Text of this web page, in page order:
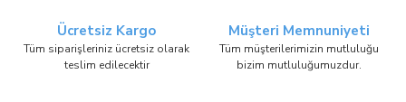
Ücretsiz Kargo
Tüm siparişleriniz ücretsiz olarak
teslim edilecektir
Müşteri Memnuniyeti
Tüm müşterilerimizin mutluluğu
bizim mutluluğumuzdur.